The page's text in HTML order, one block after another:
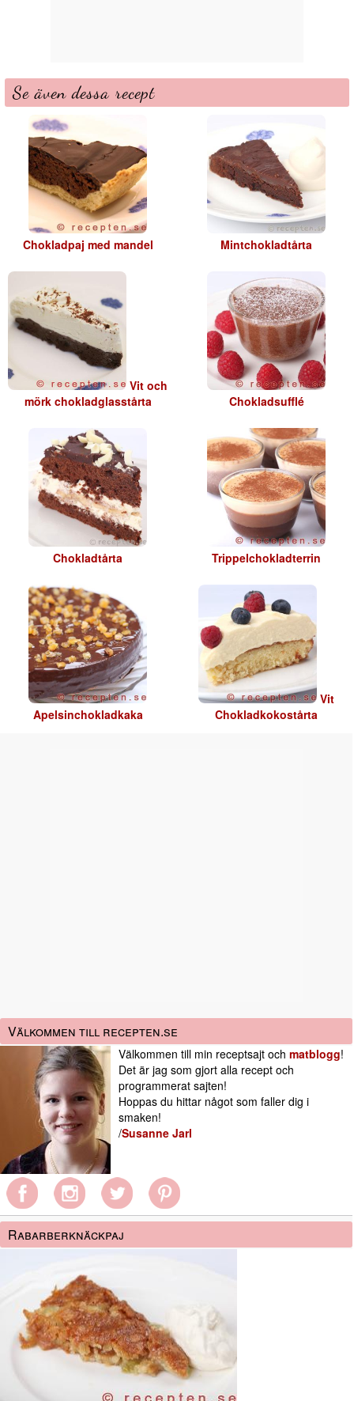
Se även dessa recept
Chokladpaj med mandel Mintchokladtårta
Vit och
mörk chokladglasstårta
Chokladsufflé
Chokladtårta Trippelchokladterrin
Apelsinchokladkaka
Vit
Chokladkokostårta
Välkommen till recepten.se
Välkommen till min receptsajt och matblogg!
Det är jag som gjort alla recept och
programmerat sajten!
Hoppas du hittar något som faller dig i
smaken!
/Susanne Jarl
Rabarberknäckpaj